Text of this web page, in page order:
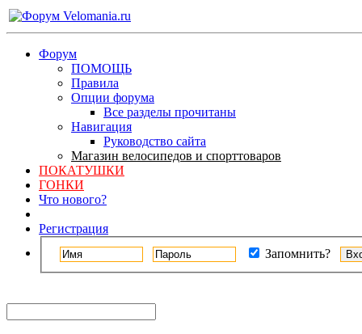
Форум
ПОМОЩЬ
Правила
Опции форума
Все разделы прочитаны
Навигация
Руководство сайта
Магазин велосипедов и спорттоваров
ПОКАТУШКИ
ГОНКИ
Что нового?
Регистрация
Запомнить?